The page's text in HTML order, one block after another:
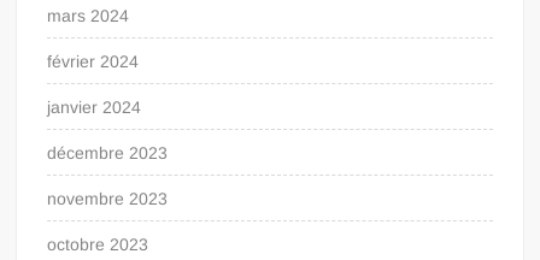
mars 2024
février 2024
janvier 2024
décembre 2023
novembre 2023
octobre 2023